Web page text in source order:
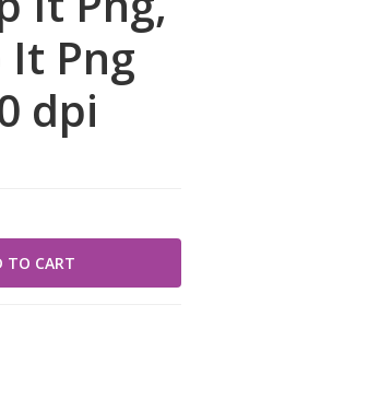
It Png
dpi